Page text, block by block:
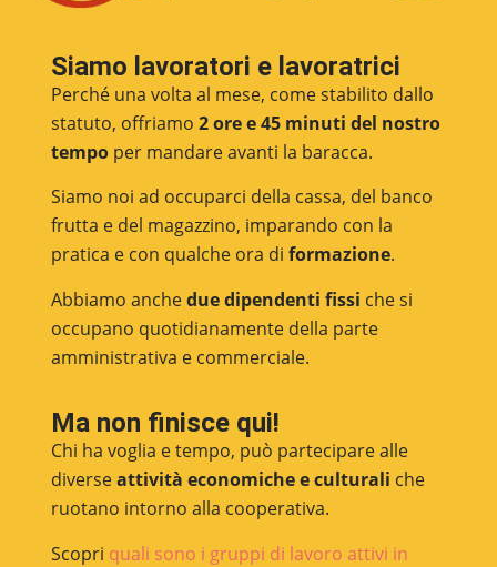
Siamo lavoratori e lavoratrici
Perché una volta al mese, come stabilito dallo
statuto, offriamo 2 ore e 45 minuti del nostro
tempo per mandare avanti la baracca.
Siamo noi ad occuparci della cassa, del banco
frutta e del magazzino, imparando con la
pratica e con qualche ora di formazione.
Abbiamo anchedue dipendenti fissi che si
occupano quotidianamente della parte
amministrativa e commerciale.
Ma non finisce qui!
Chi ha voglia e tempo, può partecipare alle
diverseattività economiche e culturali che
ruotano intorno alla cooperativa.
Scopri quali sono i gruppi di lavoro attivi in